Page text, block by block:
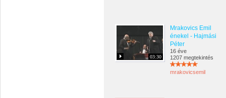
03:30
Mrakovics Emil
énekel - Hajmási
Péter
16 éve
1207 megtekintés
mrakovicsemil